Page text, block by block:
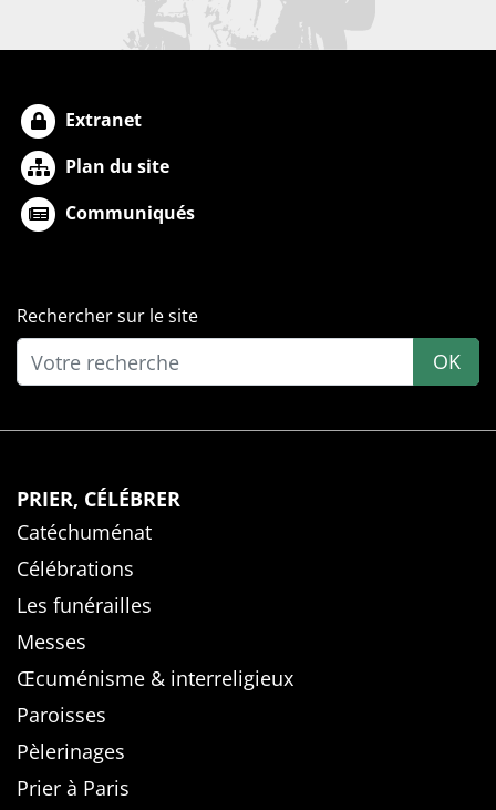
Extranet
Plan du site
Communiqués
Rechercher sur le site
OK
PRIER, CÉLÉBRER
Catéchuménat
Célébrations
Les funérailles
Messes
Œcuménisme & interreligieux
Paroisses
Pèlerinages
Prier à Paris